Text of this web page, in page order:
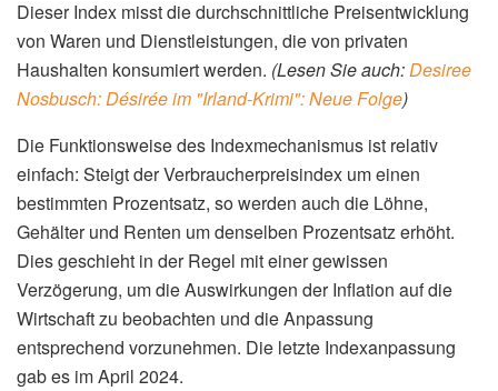
der Arbeitnehmer und Rentner erhalten bleibt. Der
Indexmechanismus greift, wenn die Inflation einen
bestimmten Schwellenwert überschreitet. In diesem Fall
werden die Löhne, Gehälter und Renten automatisch an
Das System ist imluxemburgischen Arbeitsgesetzbuch
verankert. Die genaue Höhe der Anpassung wird vom
Statec, dem nationalen Statistikamt Luxemburgs,
berechnet und basiert auf dem Verbraucherpreisindex.
Dieser Index misst die durchschnittliche Preisentwicklung
von Waren und Dienstleistungen, die von privaten
Haushalten konsumiert werden.(Lesen Sie auch:Desiree
Nosbusch: Désirée im "Irland-Krimi": Neue Folge